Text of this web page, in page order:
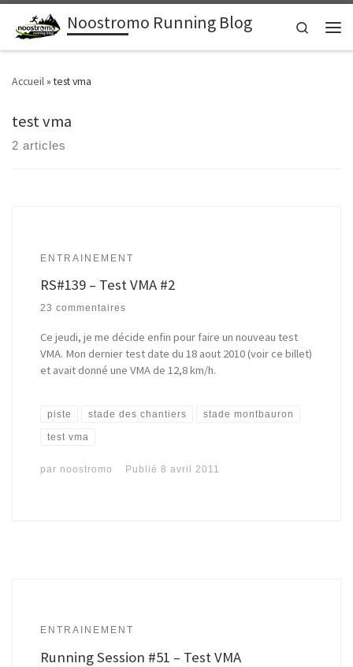
Passer au contenuNoostromo Running Blog
Search
Accueil» test vma
test vma
2 articles
ENTRAINEMENT
RS#139 – Test VMA #2
23 commentaires
Ce jeudi, je me décide enfin pour faire un nouveau test
VMA. Mon dernier test date du 18 aout 2010 (voir ce billet)
et avait donné une VMA de 12,8 km/h.
piste stade des chantiers stade montbauron
test vma
par noostromo Publié8 avril 2011
ENTRAINEMENT
Running Session #51 – Test VMA